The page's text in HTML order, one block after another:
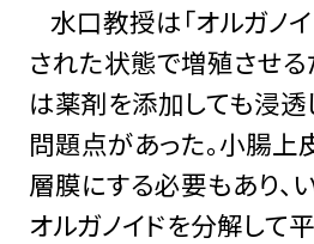
水口教授は「オルガノ
された状態で増殖させる
は薬剤を添加しても浸透
問題点があった。小腸
層膜にする必要もあり、
オルガノイドを分解して